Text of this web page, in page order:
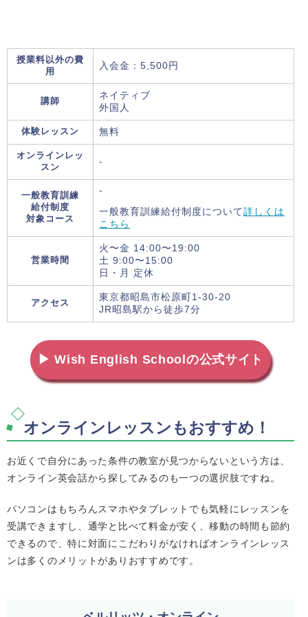
授業料以外の費
用
入会金：5,500円
講師
ネイティブ
外国人
体験レッスン 無料
オンラインレッ
スン
-
一般教育訓練
給付制度
対象コース
-
一般教育訓練給付制度について 詳しくは
こちら
営業時間
火〜金 14:00〜19:00
土 9:00〜15:00
日・月 定休
アクセス
東京都昭島市松原町1-30-20
JR昭島駅から徒歩7分
▶ Wish English Schoolの公式サイト
オンラインレッスンもおすすめ！
お近くで自分にあった条件の教室が見つからないという方は、
オンライン英会話から探してみるのも一つの選択肢ですね。
パソコンはもちろんスマホやタブレットでも気軽にレッスンを
受講できますし、通学と比べて料金が安く、移動の時間も節約
できるので、特に対面にこだわりがなければオンラインレッス
ンは多くのメリットがありおすすめです。